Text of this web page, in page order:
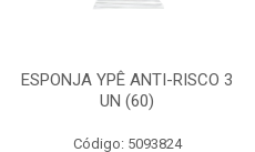
ESPONJA YPÊ ANTI-RISCO 3
UN (60)
Código: 5093824